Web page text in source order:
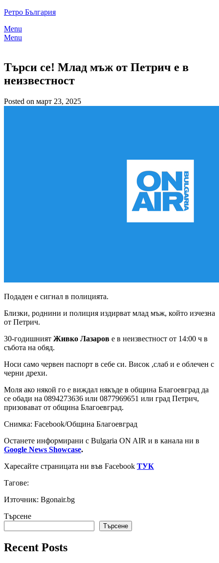
Skip
content
Ретро България
Menu
Menu
Търси се! Млад мъж от Петрич е в
неизвестност
Posted on март 23, 2025
Подаден е сигнал в полицията.
Близки, роднини и полиция издирват млад мъж, който изчезна
от Петрич.
30-годишният Живко Лазаров е в неизвестност от 14:00 ч в
събота на обяд.
Носи само червен паспорт в себе си. Висок ,слаб и е облечен с
черни дрехи.
Моля ако някой го е виждал някъде в община Благоевград да
се обади на 0894273636 или 0877969651 или град Петрич,
призовават от община Благоевград.
Снимка: Facebook/Община Благоевград
Останете информирани с Bulgaria ON AIR и в канала ни в
Google News Showcase.
Харесайте страницата ни във Facebook ТУК
Тагове:
Източник: Bgonair.bg
Търсене
Търсене
Recent Posts